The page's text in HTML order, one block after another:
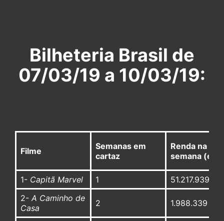
Bilheteria Brasil de
07/03/19 a 10/03/19:
Filme
Semanas em
cartaz
Renda na
semana (em
1- Capitã Marvel 1
51.217.939
2- A Caminho de
Casa
2 1.988.339